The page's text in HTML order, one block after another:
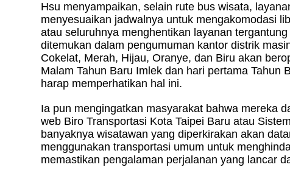
Hsu menyampaikan, selain rute bus wisata,
menyesuaikan jadwalnya untuk mengakomodasi
atau seluruhnya menghentikan layanan
ditemukan dalam pengumuman kantor distrik
Cokelat, Merah, Hijau, Oranye, dan Biru akan
Malam Tahun Baru Imlek dan hari pertama
harap memperhatikan hal ini.
Ia pun mengingatkan masyarakat bahwa mereka
web Biro Transportasi Kota Taipei Baru atau
banyaknya wisatawan yang diperkirakan akan
menggunakan transportasi umum untuk
memastikan pengalaman perjalanan yang lancar